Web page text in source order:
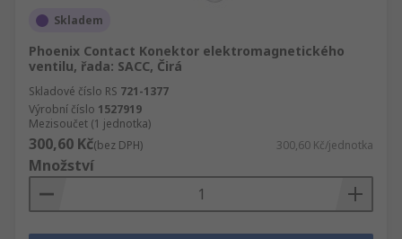
Skladem
Phoenix Contact Konektor elektromagnetického
ventilu, řada: SACC, Čirá
Skladové číslo RS 721-1377
Výrobní číslo 1527919
Mezisoučet (1 jednotka)
300,60 Kč(bez DPH) 300,60 Kč/jednotka
Množství